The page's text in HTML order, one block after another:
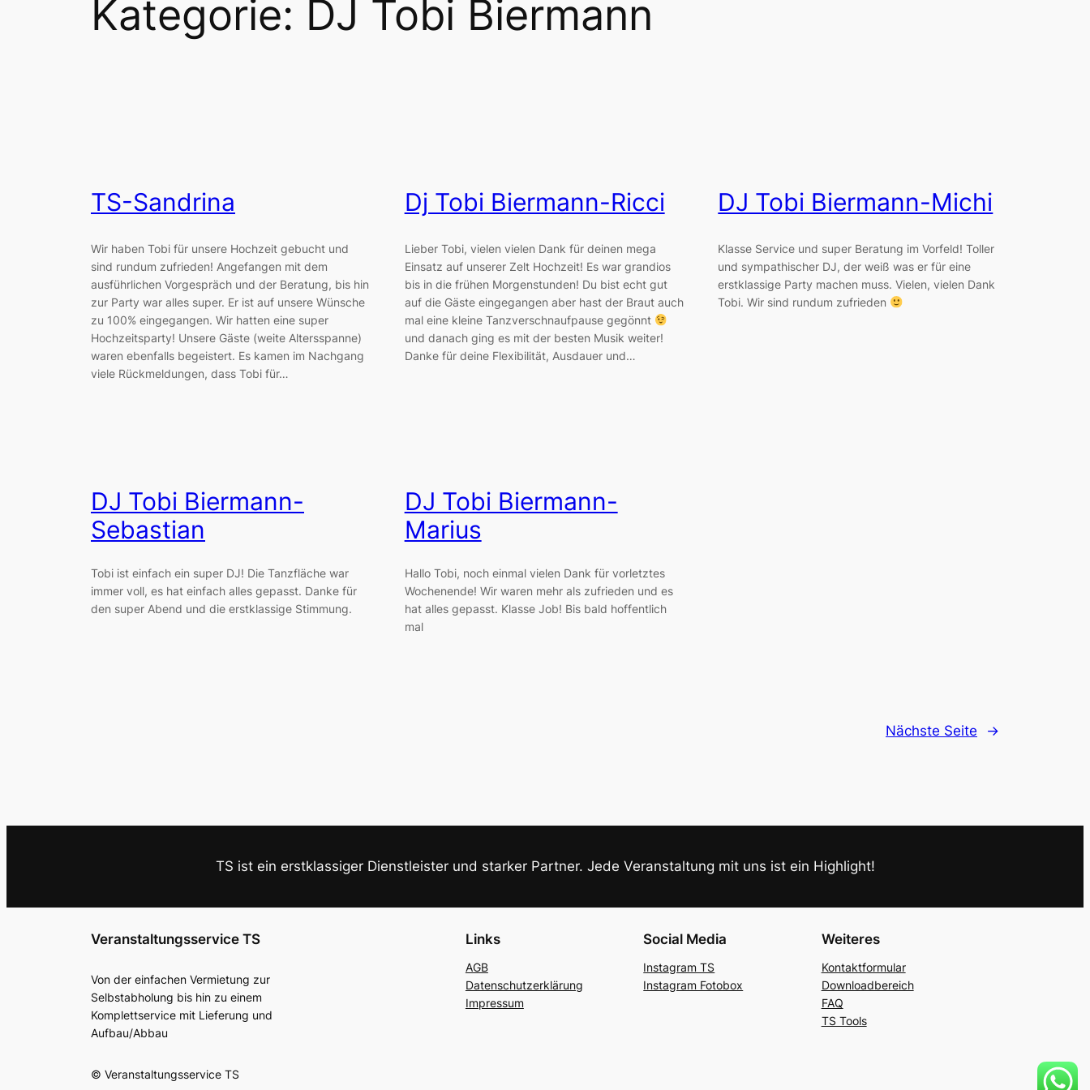
Kategorie: DJ Tobi Biermann
TS-Sandrina
Wir haben Tobi für unsere Hochzeit gebucht und
sind rundum zufrieden! Angefangen mit dem
ausführlichen Vorgespräch und der Beratung, bis hin
zur Party war alles super. Er ist auf unsere Wünsche
zu 100% eingegangen. Wir hatten eine super
Hochzeitsparty! Unsere Gäste (weite Altersspanne)
waren ebenfalls begeistert. Es kamen im Nachgang
viele Rückmeldungen, dass Tobi für…
Dj Tobi Biermann-Ricci
Lieber Tobi, vielen vielen Dank für deinen mega
Einsatz auf unserer Zelt Hochzeit! Es war grandios
bis in die frühen Morgenstunden! Du bist echt gut
auf die Gäste eingegangen aber hast der Braut auch
mal eine kleine Tanzverschnaufpause gegönnt
und danach ging es mit der besten Musik weiter!
Danke für deine Flexibilität, Ausdauer und…
DJ Tobi Biermann-Michi
Klasse Service und super Beratung im Vorfeld! Toller
und sympathischer DJ, der weiß was er für eine
erstklassige Party machen muss. Vielen, vielen Dank
Tobi. Wir sind rundum zufrieden
DJ Tobi Biermann-
Sebastian
Tobi ist einfach ein super DJ! Die Tanzfläche war
immer voll, es hat einfach alles gepasst. Danke für
den super Abend und die erstklassige Stimmung.
DJ Tobi Biermann-
Marius
Hallo Tobi, noch einmal vielen Dank für vorletztes
Wochenende! Wir waren mehr als zufrieden und es
hat alles gepasst. Klasse Job! Bis bald hoffentlich
mal
Nächste Seite →
TS ist ein erstklassiger Dienstleister und starker Partner. Jede Veranstaltung mit uns ist ein Highlight!
Veranstaltungsservice TS
Von der einfachen Vermietung zur
Selbstabholung bis hin zu einem
Komplettservice mit Lieferung und
Aufbau/Abbau
© Veranstaltungsservice TS
Links
AGB
Datenschutzerklärung
Impressum
Social Media
Instagram TS
Instagram Fotobox
Weiteres
Kontaktformular
Downloadbereich
FAQ
TS Tools